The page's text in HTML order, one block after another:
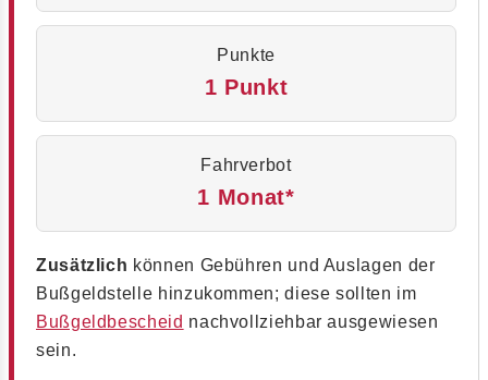
Punkte
1 Punkt
Fahrverbot
1 Monat*
Zusätzlich können Gebühren und Auslagen der
Bußgeldstelle hinzukommen; diese sollten im
Bußgeldbescheid nachvollziehbar ausgewiesen
sein.